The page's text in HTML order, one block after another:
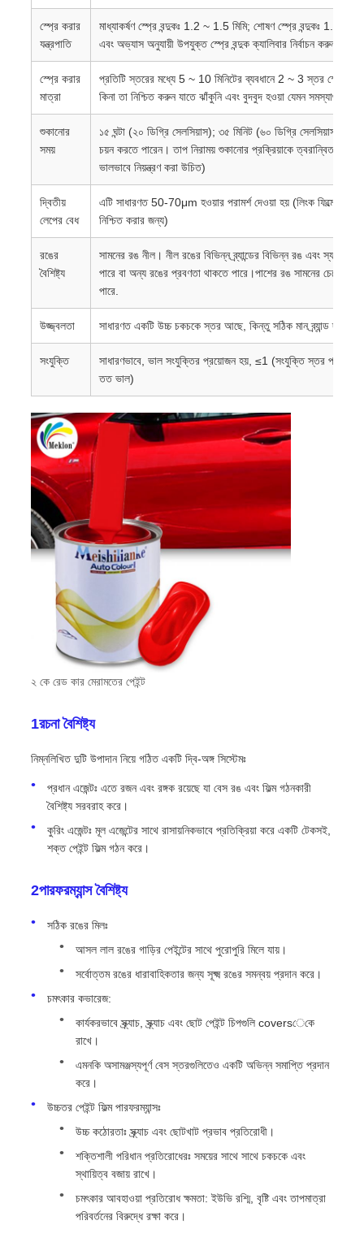
স্প্রে করার
যন্ত্রপাতি
মাধ্যাকর্ষণ স্প্রে বন্দুকঃ 1.2 ~ 1.5 মিমি; শোষণ স্প্রে বন্দুকঃ 1.4 ~ 1.6
এবং অভ্যাস অনুযায়ী উপযুক্ত স্প্রে বন্দুক ক্যালিবার নির্বাচন করুন)
স্প্রে করার
মাত্রা
প্রতিটি স্তরের মধ্যে 5 ~ 10 মিনিটের ব্যবধানে 2 ~ 3 স্তর স্প্রে
কিনা তা নিশ্চিত করুন যাতে ঝাঁকুনি এবং বুদবুদ হওয়া যেমন সমস্যাগুলি
শুকানোর
সময়
১৫ ঘন্টা (২০ ডিগ্রি সেলসিয়াস); ৩৫ মিনিট (৬০ ডিগ্রি সেলসিয়াস)
চয়ন করতে পারেন। তাপ নিরাময় শুকানোর প্রক্রিয়াকে ত্বরান্বিত করতে
ভালভাবে নিয়ন্ত্রণ করা উচিত)
দ্বিতীয়
লেপের বেধ
এটি সাধারণত 50-70μm হওয়ার পরামর্শ দেওয়া হয় (লিংক ফিল্মের
নিশ্চিত করার জন্য)
রঙের
বৈশিষ্ট্য
সামনের রঙ নীল। নীল রঙের বিভিন্ন ব্র্যান্ডের বিভিন্ন রঙ এবং
পারে বা অন্য রঙের প্রবণতা থাকতে পারে।পাশের রঙ সামনের চেয়ে গাঢ়
পারে.
উজ্জ্বলতা সাধারণত একটি উচ্চ চকচকে স্তর আছে, কিন্তু সঠিক মান ব্র্যান্ড দ্বারা
সংযুক্তি
সাধারণভাবে, ভাল সংযুক্তির প্রয়োজন হয়, ≤1 (সংযুক্তি স্তর
তত ভাল)
২ কে রেড কার মেরামতের পেইন্ট
1রচনা বৈশিষ্ট্য
নিম্নলিখিত দুটি উপাদান নিয়ে গঠিত একটি দ্বি-অঙ্গ সিস্টেমঃ
প্রধান এজেন্টঃ এতে রজন এবং রঙ্গক রয়েছে যা বেস রঙ এবং ফিল্ম গঠনকারী
বৈশিষ্ট্য সরবরাহ করে।
কুরিং এজেন্টঃ মূল এজেন্টের সাথে রাসায়নিকভাবে প্রতিক্রিয়া করে একটি টেকসই,
শক্ত পেইন্ট ফিল্ম গঠন করে।
2পারফরম্যান্স বৈশিষ্ট্য
সঠিক রঙের মিলঃ
আসল লাল রঙের গাড়ির পেইন্টের সাথে পুরোপুরি মিলে যায়।
সর্বোত্তম রঙের ধারাবাহিকতার জন্য সূক্ষ্ম রঙের সমন্বয় প্রদান করে।
চমৎকার কভারেজ:
কার্যকরভাবে স্ক্র্যাচ, স্ক্র্যাচ এবং ছোট পেইন্ট চিপগুলি coversেকে
রাখে।
এমনকি অসামঞ্জস্যপূর্ণ বেস স্তরগুলিতেও একটি অভিন্ন সমাপ্তি প্রদান
করে।
উচ্চতর পেইন্ট ফিল্ম পারফরম্যান্সঃ
উচ্চ কঠোরতাঃ স্ক্র্যাচ এবং ছোটখাট প্রভাব প্রতিরোধী।
শক্তিশালী পরিধান প্রতিরোধেরঃ সময়ের সাথে সাথে চকচকে এবং
স্থায়িত্ব বজায় রাখে।
চমৎকার আবহাওয়া প্রতিরোধ ক্ষমতা: ইউভি রশ্মি, বৃষ্টি এবং তাপমাত্রা
পরিবর্তনের বিরুদ্ধে রক্ষা করে।